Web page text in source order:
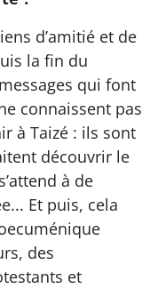
d’amitié et de
la fin du
qui font
connaissent pas
à Taizé : ils sont
découvrir le
à de
Et puis, cela
des
et